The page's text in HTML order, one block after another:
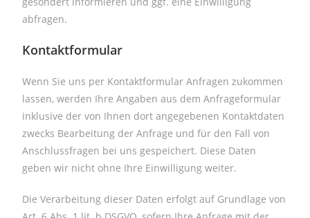
abfragen.
Kontaktformular
Wenn Sie uns per Kontaktformular Anfragen zukommen
lassen, werden Ihre Angaben aus dem Anfrageformular
inklusive der von Ihnen dort angegebenen Kontaktdaten
zwecks Bearbeitung der Anfrage und für den Fall von
Anschlussfragen bei uns gespeichert. Diese Daten
geben wir nicht ohne Ihre Einwilligung weiter.
Die Verarbeitung dieser Daten erfolgt auf Grundlage von